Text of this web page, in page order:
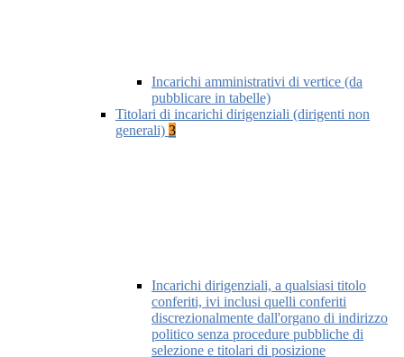
Incarichi amministrativi di vertice (da
pubblicare in tabelle)
Titolari di incarichi dirigenziali (dirigenti non
generali) 3
Incarichi dirigenziali, a qualsiasi titolo
conferiti, ivi inclusi quelli conferiti
discrezionalmente dall'organo di indirizzo
politico senza procedure pubbliche di
selezione e titolari di posizione